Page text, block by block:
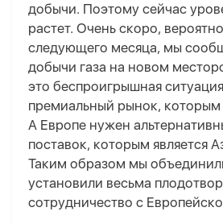
добычи. Поэтому сейчас
растет. Очень скоро,
следующего месяца, мы
добычи газа на новом
это беспроигрышная
премиальный рынок, которым
А Европе нужен
поставок, которым является
Таким образом мы
установили весьма
сотрудничество с